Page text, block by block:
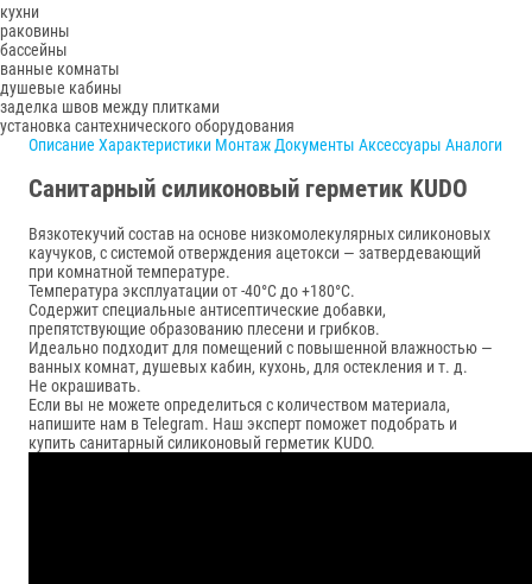
кухни
раковины
бассейны
ванные комнаты
душевые кабины
заделка швов между плитками
установка сантехнического оборудования
Описание Характеристики Монтаж Документы Аксессуары Аналоги
Санитарный силиконовый герметик KUDO
Вязкотекучий состав на основе низкомолекулярных силиконовых
каучуков, с системой отверждения ацетокси — затвердевающий
при комнатной температуре.
Температура эксплуатации от -40°С до +180°С.
Содержит специальные антисептические добавки,
препятствующие образованию плесени и грибков.
Идеально подходит для помещений с повышенной влажностью —
ванных комнат, душевых кабин, кухонь, для остекления и т. д.
Не окрашивать.
Если вы не можете определиться с количеством материала,
напишите нам в Telegram. Наш эксперт поможет подобрать и
купить санитарный силиконовый герметик KUDO.